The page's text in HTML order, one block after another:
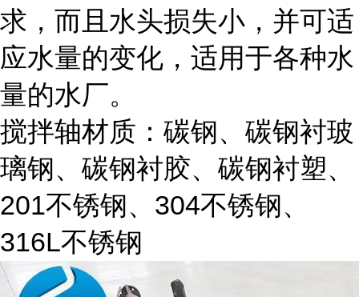
求，而且水头损失小，并可适
应水量的变化，适用于各种水
量的水厂。
搅拌轴材质：碳钢、碳钢衬玻
璃钢、碳钢衬胶、碳钢衬塑、
201不锈钢、304不锈钢、
316L不锈钢